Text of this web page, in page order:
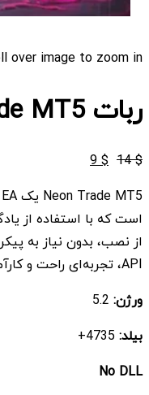
over image to zoom in
ربات Neon Trade MT5
$
14
قیمت
$ 14
بود.
$
9 قیمت
$ 9
است.
است که با استفاده از
از نصب، بدون نیاز به
API، تجربه‌ای راحت و کارآمد را ارائه می‌دهد.
ورژن:
بیلد:
No DLL